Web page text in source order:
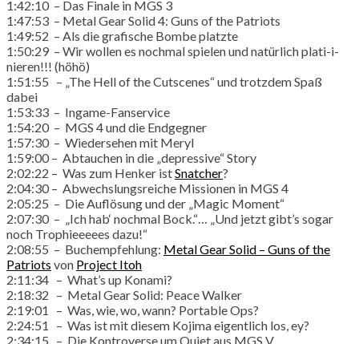
1:42:10 – Das Finale in MGS 3
1:47:53 – Metal Gear Solid 4: Guns of the Patriots
1:49:52 – Als die grafische Bombe platzte
1:50:29 – Wir wollen es nochmal spielen und natürlich plati-i-
nieren!!! (höhö)
1:51:55 – „The Hell of the Cutscenes“ und trotzdem Spaß
dabei
1:53:33 – Ingame-Fanservice
1:54:20 – MGS 4 und die Endgegner
1:57:30 – Wiedersehen mit Meryl
1:59:00 – Abtauchen in die „depressive“ Story
2:02:22 – Was zum Henker istSnatcher?
2:04:30 – Abwechslungsreiche Missionen in MGS 4
2:05:25 – Die Auflösung und der „Magic Moment“
2:07:30 – „Ich hab‘ nochmal Bock.“… „Und jetzt gibt’s sogar
noch Trophieeeees dazu!“
2:08:55 – Buchempfehlung: Metal Gear Solid – Guns of the
Patriots von Project Itoh
2:11:34 – What’s up Konami?
2:18:32 – Metal Gear Solid: Peace Walker
2:19:01 – Was, wie, wo, wann? Portable Ops?
2:24:51 – Was ist mit diesem Kojima eigentlich los, ey?
2:34:15 – Die Kontroverse um Quiet aus MGS V